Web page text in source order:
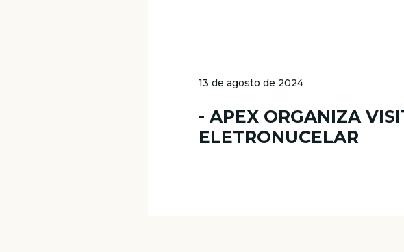
13 de agosto de 2024
- APEX ORGANIZA
ELETRONUCELAR